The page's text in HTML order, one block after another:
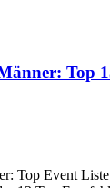
Top
Top Event